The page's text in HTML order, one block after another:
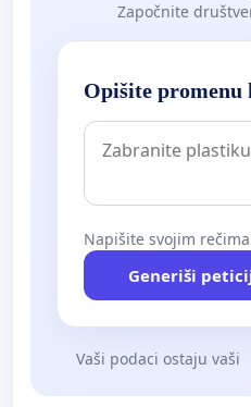
Započnite
Opišite
Napišite svojim
Generiši
Vaši podaci ostaju vaši